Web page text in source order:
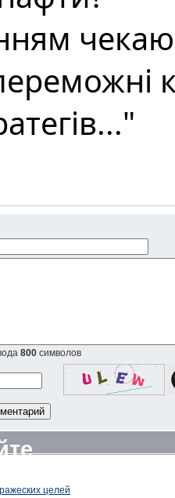
800 символов
целей